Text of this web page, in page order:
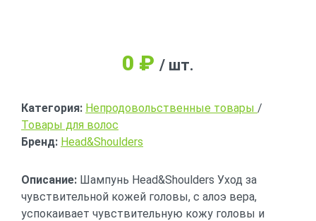
0 ₽ / шт.
Категория: Непродовольственные товары /
Товары для волос
Бренд: Head&Shoulders
Описание: Шампунь Head&Shoulders Уход за
чувствительной кожей головы, с алоэ вера,
успокаивает чувствительную кожу головы и